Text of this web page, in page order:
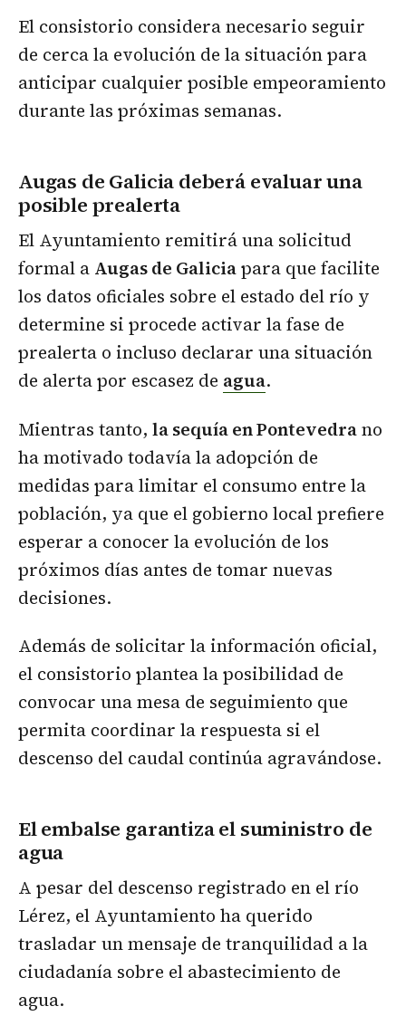
El consistorio considera necesario seguir
de cerca la evolución de la situación para
anticipar cualquier posible empeoramiento
durante las próximas semanas.
Augas de Galicia deberá evaluar una
posible prealerta
El Ayuntamiento remitirá una solicitud
formal a Augas de Galiciapara que facilite
los datos oficiales sobre el estado del río y
determine si procede activar la fase de
prealerta o incluso declarar una situación
de alerta por escasez de agua.
Mientras tanto, la sequía en Pontevedrano
ha motivado todavía la adopción de
medidas para limitar el consumo entre la
población, ya que el gobierno local prefiere
esperar a conocer la evolución de los
próximos días antes de tomar nuevas
decisiones.
Además de solicitar la información oficial,
el consistorio plantea la posibilidad de
convocar una mesa de seguimiento que
permita coordinar la respuesta si el
descenso del caudal continúa agravándose.
El embalse garantiza el suministro de
agua
A pesar del descenso registrado en el río
Lérez, el Ayuntamiento ha querido
trasladar un mensaje de tranquilidad a la
ciudadanía sobre el abastecimiento de
agua.